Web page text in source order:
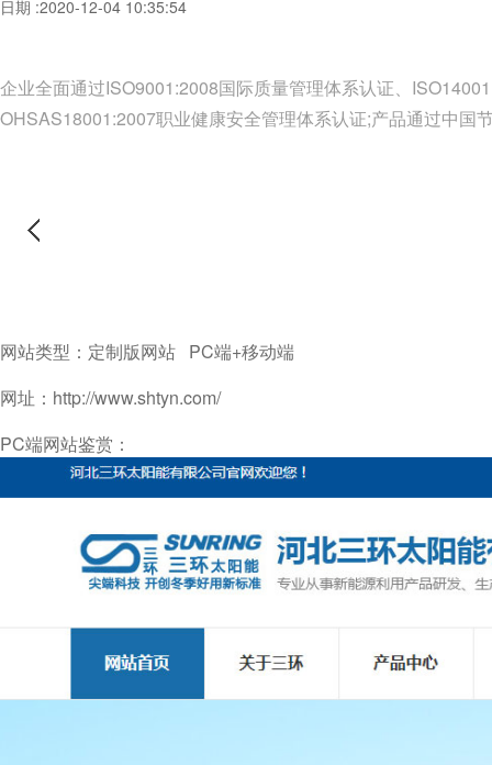
日期 :2020-12-04 10:35:54
企业全面通过ISO9001:2008国际质量管理体系认证、
OHSAS18001:2007职业健康安全管理体系认证;产品通过中国
网站类型：定制版网站 PC端+移动端
网址：http://www.shtyn.com/
PC端网站鉴赏：